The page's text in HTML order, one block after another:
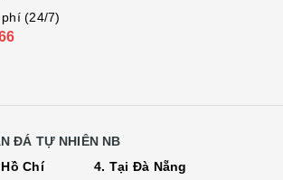
(24/7)
ĐÁ TỰ NHIÊN NB
Chí
4. Tại Đà Nẵng